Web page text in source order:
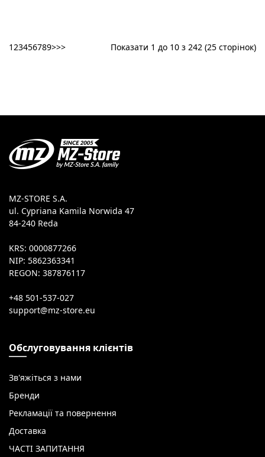
1 23456789>>> Показати 1 до 10 з 242 (25 сторінок)
MZ-STORE S.A.
ul. Cypriana Kamila Norwida 47
84-240 Reda
KRS: 0000877266
NIP: 5862363341
REGON: 387876117
+48 501-537-027
Обслуговування клієнтів
Зв'яжіться з нами
Бренди
Рекламації та повернення
Доставка
ЧАСТІ ЗАПИТАННЯ